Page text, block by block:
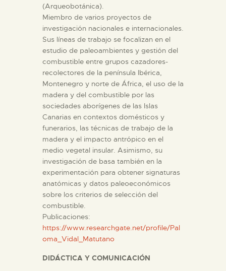
(Arqueobotánica).
Miembro de varios proyectos de
investigación nacionales e internacionales.
Sus líneas de trabajo se focalizan en el
estudio de paleoambientes y gestión del
combustible entre grupos cazadores-
recolectores de la península Ibérica,
Montenegro y norte de África, el uso de la
madera y del combustible por las
sociedades aborígenes de las Islas
Canarias en contextos domésticos y
funerarios, las técnicas de trabajo de la
madera y el impacto antrópico en el
medio vegetal insular. Asimismo, su
investigación de basa también en la
experimentación para obtener signaturas
anatómicas y datos paleoeconómicos
sobre los criterios de selección del
combustible.
Publicaciones:
https://www.researchgate.net/profile/Pal
oma_Vidal_Matutano
DIDÁCTICA Y COMUNICACIÓN